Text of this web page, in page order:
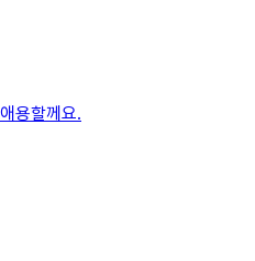
용할께요.